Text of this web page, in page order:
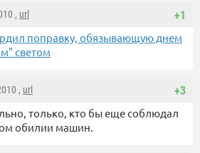
+1
, url
поправку, обязывающую днем
светом
+3
, url
только, кто бы еще соблюдал
обилии машин.